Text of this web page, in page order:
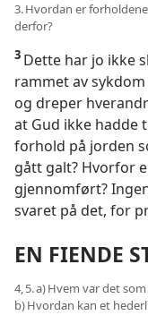
3. Hvordan er
derfor?
3 Dette har jo ikke
rammet av
og dreper
at Gud ikke hadde
forhold på jorden
gått galt? Hvorfor
gjennomført?
svaret på det, for
EN FIENDE
4, 5. a) Hvem var det
b) Hvordan kan et